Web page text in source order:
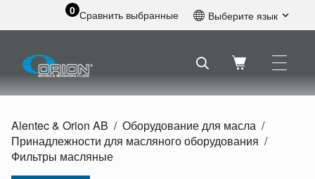
0 Сравнить выбранные Выберите язык
Шведский
Голландский
Немецкий
Русский
Alentec & Orion AB
Оборудование для масла
Принадлежности для масляного оборудования
Фильтры масляные